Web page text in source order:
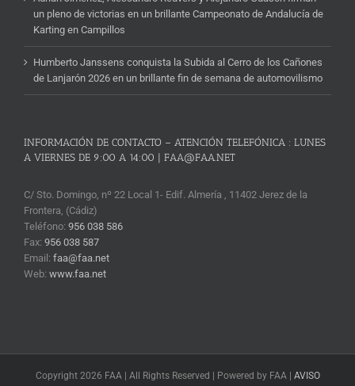
un pleno de victorias en un brillante Campeonato de Andalucía de
Karting en Campillos
Humberto Janssens conquista la Subida al Cerro de los Cañones
de Lanjarón 2026 en un brillante fin de semana de automovilismo
INFORMACIÓN DE CONTACTO – ATENCIÓN TELEFÓNICA : LUNES
A VIERNES DE 9:00 A 14:00 | FAA@FAA.NET
C/ Sto. Domingo, nº 22 Local 1- Edif. Almería , 11402 Jerez de la
Frontera, (Cádiz)
Teléfono: 956 038 586
Fax: 956 038 587
Email: faa@faa.net
Web: www.faa.net
Copyright 2026 FAA | All Rights Reserved | Powered by FAA | AVISO